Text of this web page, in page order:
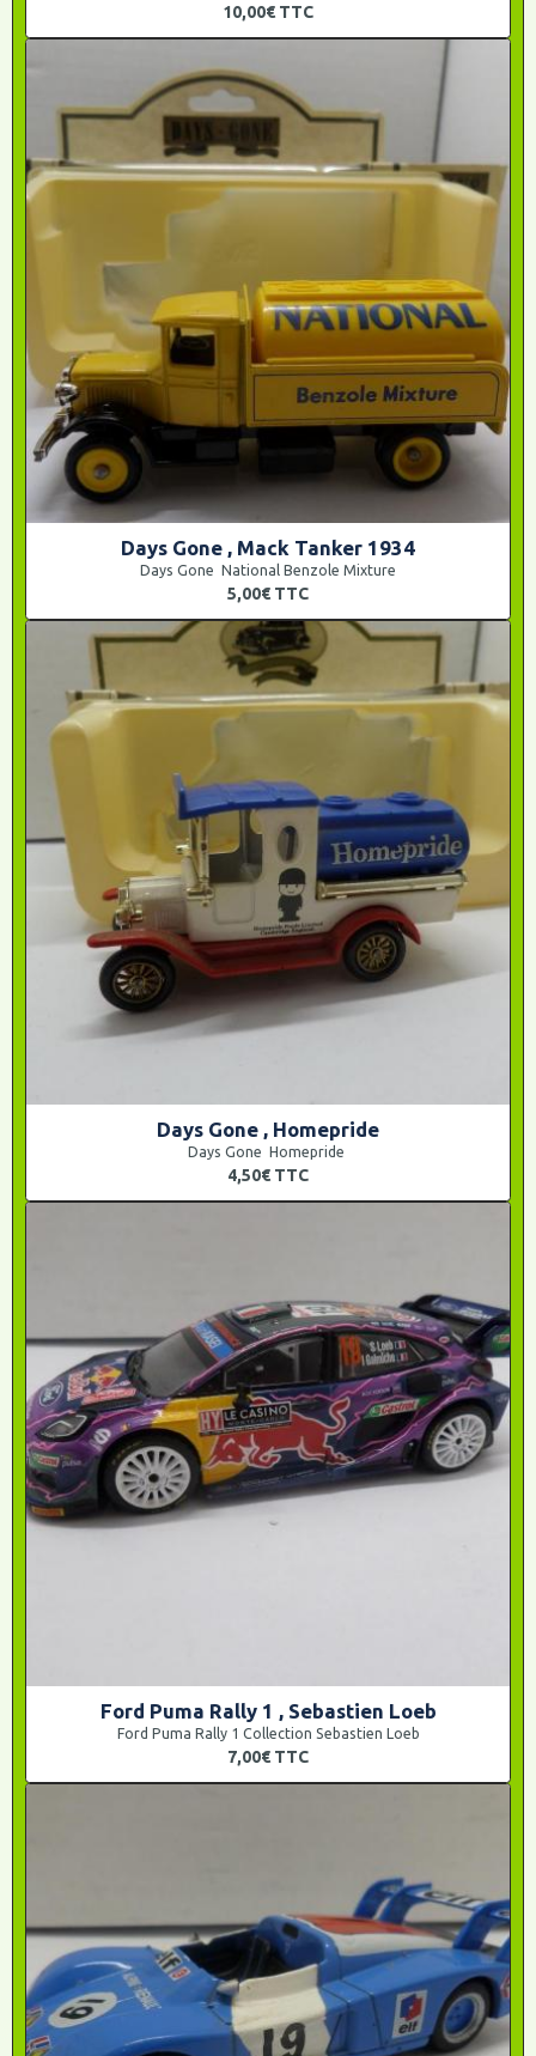
10,00€ TTC
Days Gone , Mack Tanker 1934
Days Gone National Benzole Mixture
5,00€ TTC
Days Gone , Homepride
Days Gone Homepride
4,50€ TTC
Ford Puma Rally 1 , Sebastien Loeb
Ford Puma Rally 1 Collection Sebastien Loeb
7,00€ TTC